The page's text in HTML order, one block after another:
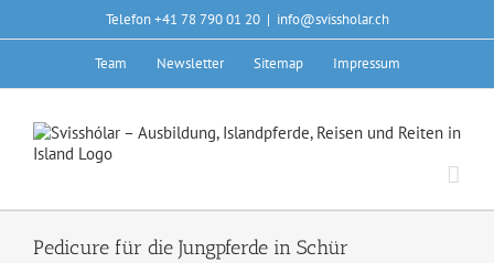
Telefon +41 78 790 01 20 | info@svissholar.ch
Team Newsletter Sitemap Impressum
Pedicure für die Jungpferde in Schür